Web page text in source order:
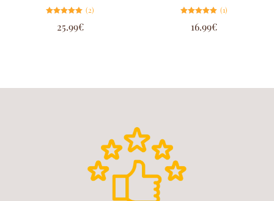
5.00
sur 5
(2)
25.99€
5.00
sur 5
(1)
16.99€